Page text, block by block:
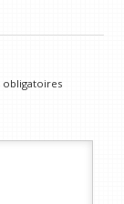
obligatoires